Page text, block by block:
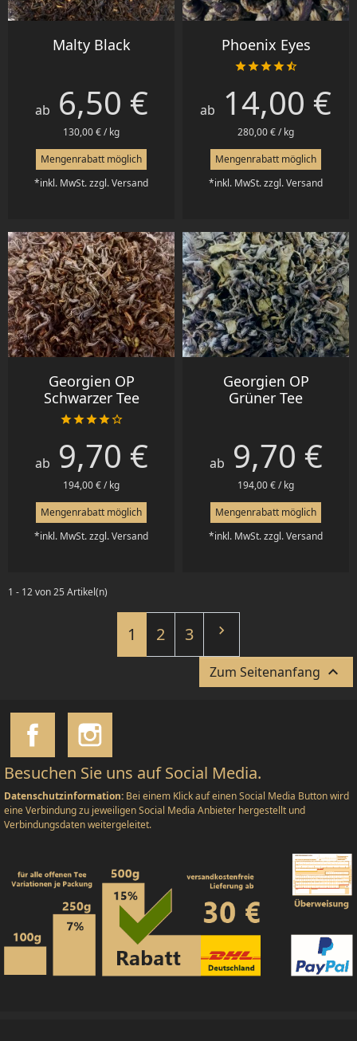
Malty Black
Preis
ab 6,50 €
130,00 € / kg
Mengenrabatt möglich
*inkl. MwSt. zzgl. Versand
Phoenix Eyes

Preis
ab 14,00 €
280,00 € / kg
Mengenrabatt möglich
*inkl. MwSt. zzgl. Versand
Georgien OP
Schwarzer Tee

Preis
ab 9,70 €
194,00 € / kg
Mengenrabatt möglich
*inkl. MwSt. zzgl. Versand
Georgien OP
Grüner Tee
Preis
ab 9,70 €
194,00 € / kg
Mengenrabatt möglich
*inkl. MwSt. zzgl. Versand
1 - 12 von 25 Artikel(n)
1 2 3 Weiter

Zum Seitenanfang 
Besuchen Sie uns auf Social Media.
Datenschutzinformation: Bei einem Klick auf einen Social Media Button wird
eine Verbindung zu jeweiligen Social Media Anbieter hergestellt und
Verbindungsdaten weitergeleitet.